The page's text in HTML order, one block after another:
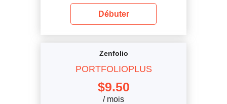
Débuter
Zenfolio
PORTFOLIOPLUS
$9.50
/ mois